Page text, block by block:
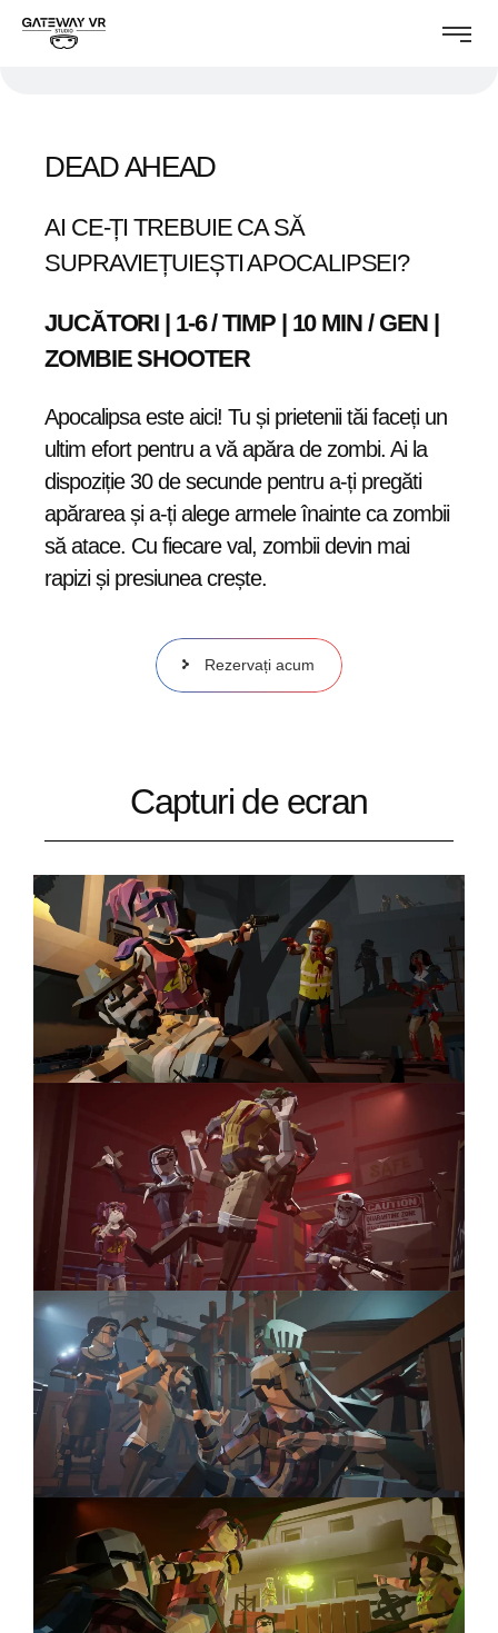
DEAD AHEAD
AI CE-ȚI TREBUIE CA SĂ
SUPRAVIEȚUIEȘTI APOCALIPSEI?
JUCĂTORI | 1-6 / TIMP | 10 MIN / GEN |
ZOMBIE SHOOTER
Apocalipsa este aici! Tu și prietenii tăi faceți un
ultim efort pentru a vă apăra de zombi. Ai la
dispoziție 30 de secunde pentru a-ți pregăti
apărarea și a-ți alege armele înainte ca zombii
să atace. Cu fiecare val, zombii devin mai
rapizi și presiunea crește.
Rezervați acum
Capturi de ecran